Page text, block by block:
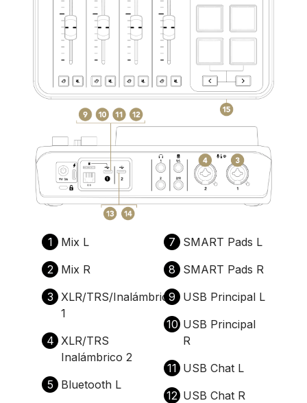
1
Mix L
2
Mix R
3
XLR/TRS/Inalámbrico
1
4 XLR/TRS
Inalámbrico 2
5
Bluetooth L
7
SMART Pads L
8
SMART Pads R
9
USB Principal L
10 USB Principal
R
11 USB Chat L
12 USB Chat R